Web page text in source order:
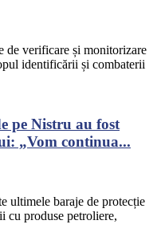
de verificare și monitorizare
identificării și combaterii
pe Nistru au fost
„Vom continua...
ultimele baraje de protecție
cu produse petroliere,